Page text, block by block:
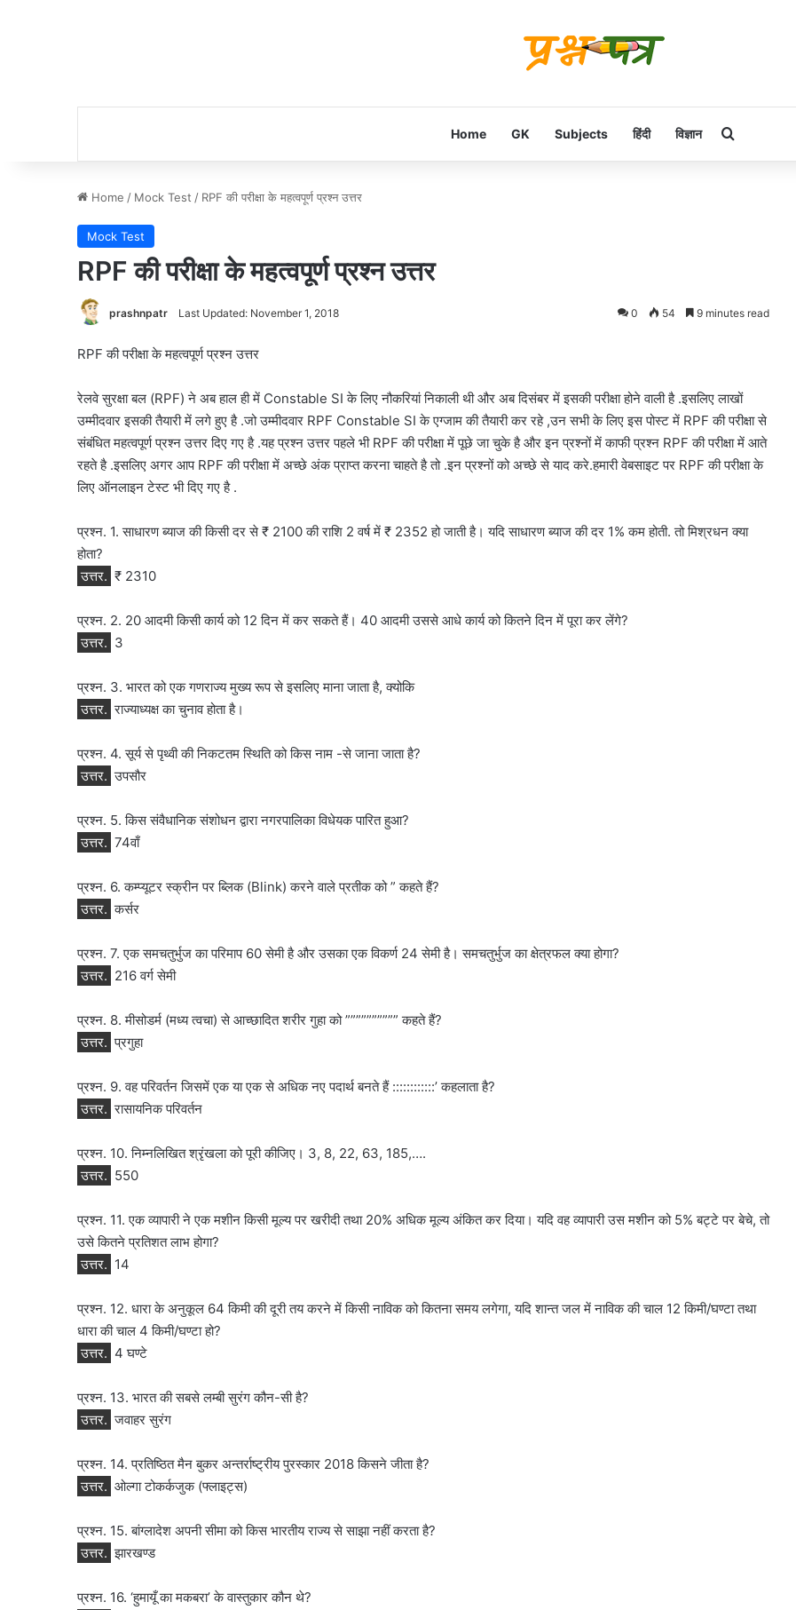
Home GK Subjects हिंदी विज्ञान Search for
Home / Mock Test / RPF की परीक्षा के महत्वपूर्ण प्रश्न उत्तर
Mock Test
RPF की परीक्षा के महत्वपूर्ण प्रश्न उत्तर
prashnpatr Last Updated: November 1, 2018 0 54 9 minutes read
RPF की परीक्षा के महत्वपूर्ण प्रश्न उत्तर
रेलवे सुरक्षा बल (RPF) ने अब हाल ही में Constable SI के लिए नौकरियां निकाली थी और अब दिसंबर में इसकी परीक्षा होने वाली है .इसलिए लाखों
उम्मीदवार इसकी तैयारी में लगे हुए है .जो उम्मीदवार RPF Constable SI के एग्जाम की तैयारी कर रहे ,उन सभी के लिए इस पोस्ट में RPF की परीक्षा से
संबंधित महत्वपूर्ण प्रश्न उत्तर दिए गए है .यह प्रश्न उत्तर पहले भी RPF की परीक्षा में पूछे जा चुके है और इन प्रश्नों में काफी प्रश्न RPF की परीक्षा में आते
रहते है .इसलिए अगर आप RPF की परीक्षा में अच्छे अंक प्राप्त करना चाहते है तो .इन प्रश्नों को अच्छे से याद करे.हमारी वेबसाइट पर RPF की परीक्षा के
लिए ऑनलाइन टेस्ट भी दिए गए है .
प्रश्न. 1. साधारण ब्याज की किसी दर से ₹ 2100 की राशि 2 वर्ष में ₹ 2352 हो जाती है। यदि साधारण ब्याज की दर 1% कम होती. तो मिश्रधन क्या
होता?
उत्तर. ₹ 2310
प्रश्न. 2. 20 आदमी किसी कार्य को 12 दिन में कर सकते हैं। 40 आदमी उससे आधे कार्य को कितने दिन में पूरा कर लेंगे?
उत्तर. 3
प्रश्न. 3. भारत को एक गणराज्य मुख्य रूप से इसलिए माना जाता है, क्योकि
उत्तर. राज्याध्यक्ष का चुनाव होता है।
प्रश्न. 4. सूर्य से पृथ्वी की निकटतम स्थिति को किस नाम -से जाना जाता है?
उत्तर. उपसौर
प्रश्न. 5. किस संवैधानिक संशोधन द्वारा नगरपालिका विधेयक पारित हुआ?
उत्तर. 74वाँ
प्रश्न. 6. कम्प्यूटर स्क्रीन पर ब्लिक (Blink) करने वाले प्रतीक को ” कहते हैं?
उत्तर. कर्सर
प्रश्न. 7. एक समचतुर्भुज का परिमाप 60 सेमी है और उसका एक विकर्ण 24 सेमी है। समचतुर्भुज का क्षेत्रफल क्या होगा?
उत्तर. 216 वर्ग सेमी
प्रश्न. 8. मीसोडर्म (मध्य त्वचा) से आच्छादित शरीर गुहा को ”””””””””” कहते हैं?
उत्तर. प्रगुहा
प्रश्न. 9. वह परिवर्तन जिसमें एक या एक से अधिक नए पदार्थ बनते हैं ::::::::::::’ कहलाता है?
उत्तर. रासायनिक परिवर्तन
प्रश्न. 10. निम्नलिखित श्रृंखला को पूरी कीजिए। 3, 8, 22, 63, 185,….
उत्तर. 550
प्रश्न. 11. एक व्यापारी ने एक मशीन किसी मूल्य पर खरीदी तथा 20% अधिक मूल्य अंकित कर दिया। यदि वह व्यापारी उस मशीन को 5% बट्टे पर बेचे, तो
उसे कितने प्रतिशत लाभ होगा?
उत्तर. 14
प्रश्न. 12. धारा के अनुकूल 64 किमी की दूरी तय करने में किसी नाविक को कितना समय लगेगा, यदि शान्त जल में नाविक की चाल 12 किमी/घण्टा तथा
धारा की चाल 4 किमी/घण्टा हो?
उत्तर. 4 घण्टे
प्रश्न. 13. भारत की सबसे लम्बी सुरंग कौन-सी है?
उत्तर. जवाहर सुरंग
प्रश्न. 14. प्रतिष्ठित मैन बुकर अन्तर्राष्ट्रीय पुरस्कार 2018 किसने जीता है?
उत्तर. ओल्गा टोकर्कजुक (फ्लाइट्स)
प्रश्न. 15. बांग्लादेश अपनी सीमा को किस भारतीय राज्य से साझा नहीं करता है?
उत्तर. झारखण्ड
प्रश्न. 16. ‘हुमायूँ का मकबरा’ के वास्तुकार कौन थे?